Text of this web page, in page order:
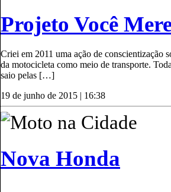
Projeto Você
Criei em 2011 uma ação de conscientização
da motocicleta como meio de transporte.
saio pelas […]
19 de junho de 2015 | 16:38
Moto na Cidade
Nova Honda